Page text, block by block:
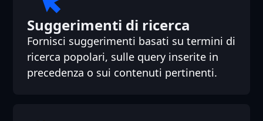
Suggerimenti di ricerca
Fornisci suggerimenti basati su termini di
ricerca popolari, sulle query inserite in
precedenza o sui contenuti pertinenti.